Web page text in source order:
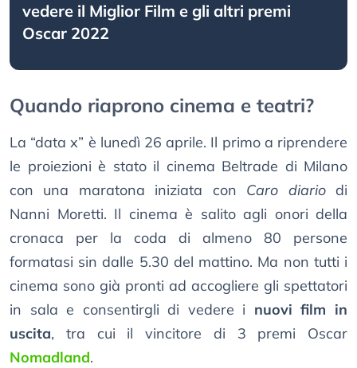
vedere il Miglior Film e gli altri premi
Oscar 2022
Quando riaprono cinema e teatri?
La “data x” è lunedì 26 aprile. Il primo a riprendere
le proiezioni è stato il cinema Beltrade di Milano
con una maratona iniziata con Caro diariodi
Nanni Moretti. Il cinema è salito agli onori della
cronaca per la coda di almeno 80 persone
formatasi sin dalle 5.30 del mattino. Ma non tutti i
cinema sono già pronti ad accogliere gli spettatori
in sala e consentirgli di vedere i nuovi film in
uscita, tra cui il vincitore di 3 premi Oscar
Nomadland.